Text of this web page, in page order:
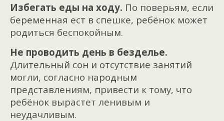
Избегать еды на ходу. По поверьям, если
беременная ест в спешке, ребёнок может
родиться беспокойным.
Не проводить день в безделье.
Длительный сон и отсутствие занятий
могли, согласно народным
представлениям, привести к тому, что
ребёнок вырастет ленивым и
неудачливым.